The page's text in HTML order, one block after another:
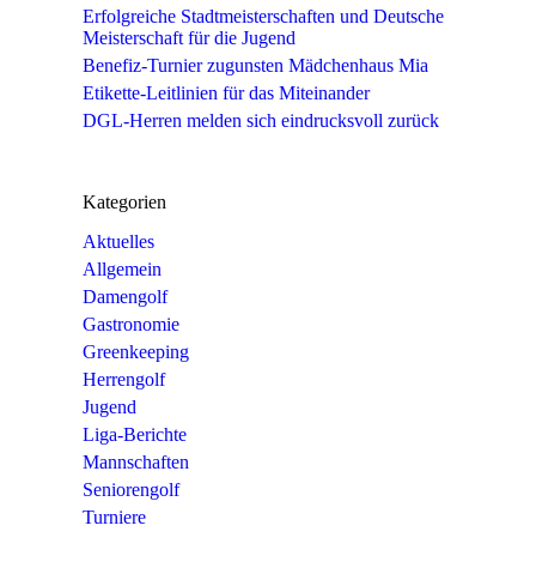
Erfolgreiche Stadtmeisterschaften und Deutsche
Meisterschaft für die Jugend
Benefiz-Turnier zugunsten Mädchenhaus Mia
Etikette-Leitlinien für das Miteinander
DGL-Herren melden sich eindrucksvoll zurück
Kategorien
Aktuelles
Allgemein
Damengolf
Gastronomie
Greenkeeping
Herrengolf
Jugend
Liga-Berichte
Mannschaften
Seniorengolf
Turniere